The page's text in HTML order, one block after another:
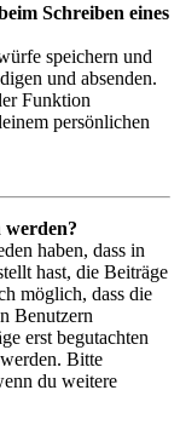
Schreiben eines
speichern und
und absenden.
Funktion
persönlichen
werden?
haben, dass in
hast, die Beiträge
möglich, dass die
Benutzern
erst begutachten
Bitte
du weitere